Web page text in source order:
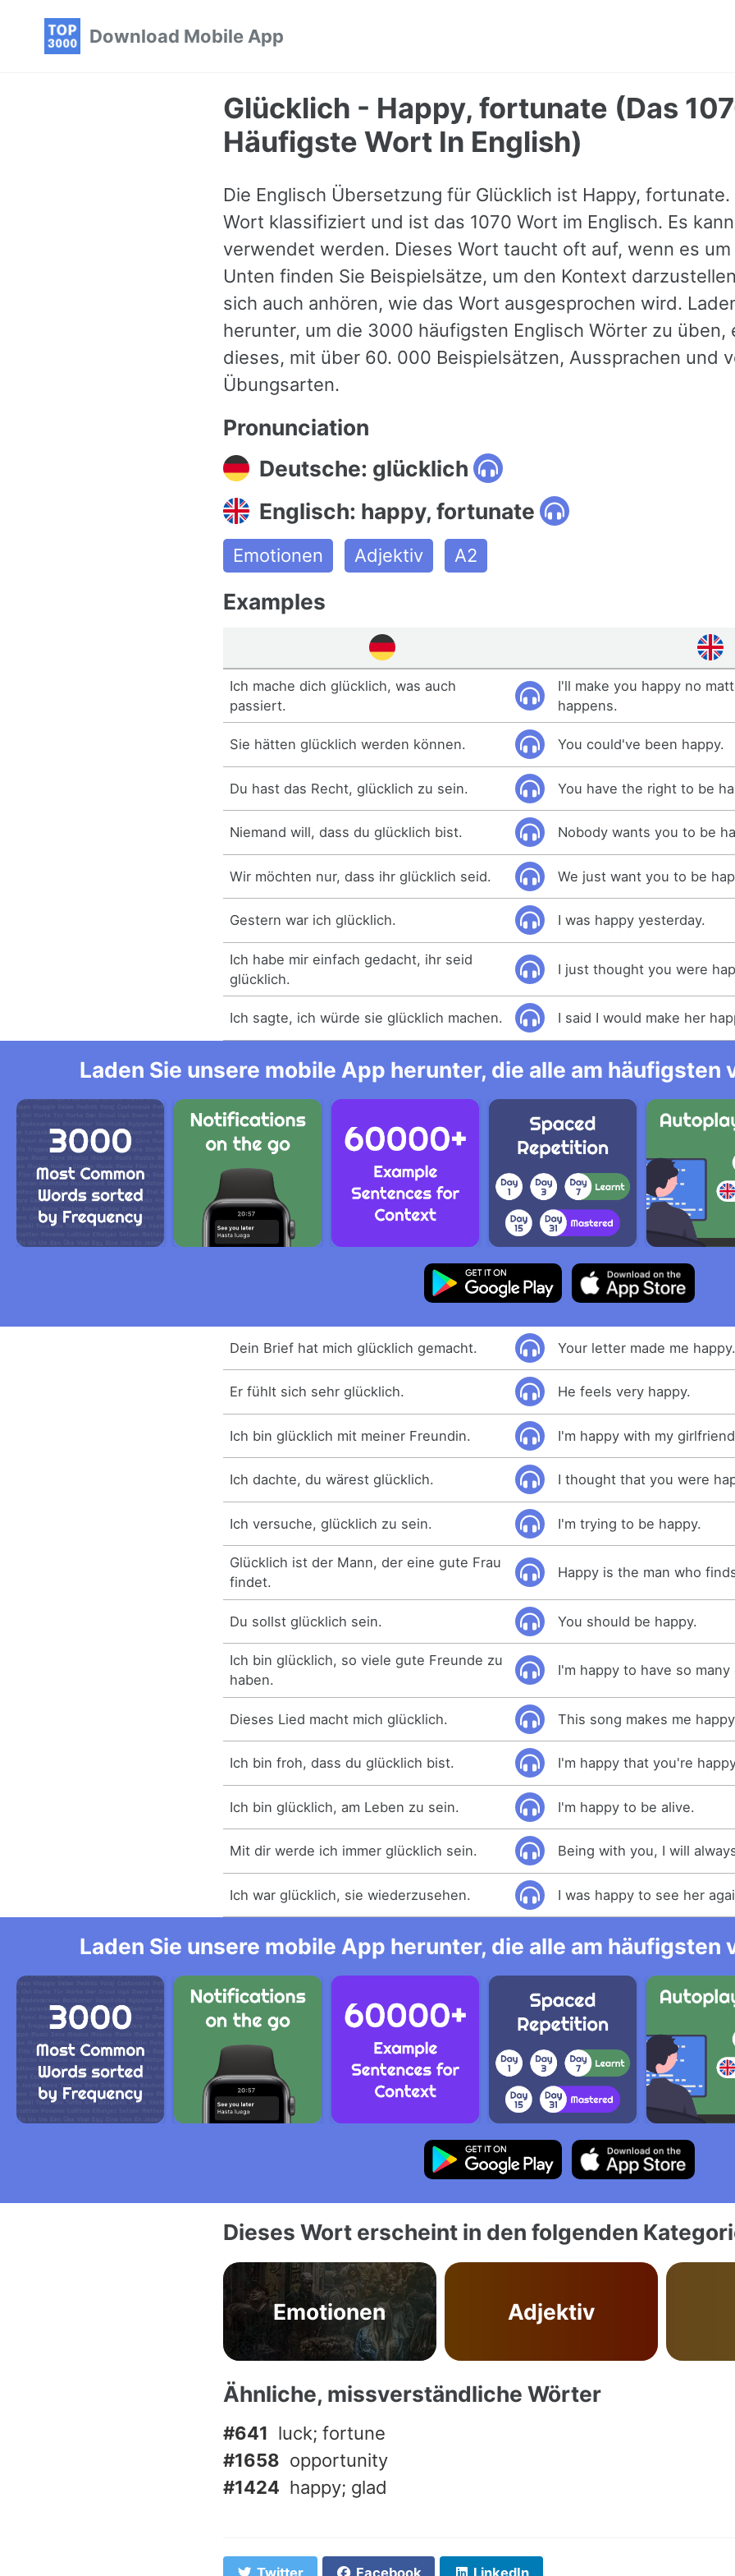
Download Mobile App
Glücklich - Happy, fortunate (Das
Häufigste Wort In English)
Die Englisch Übersetzung für Glücklich ist Happy,
Wort klassifiziert und ist das 1070 Wort im Englisch. Es
verwendet werden. Dieses Wort taucht oft auf, wenn es
Unten finden Sie Beispielsätze, um den Kontext
sich auch anhören, wie das Wort ausgesprochen wird.
herunter, um die 3000 häufigsten Englisch Wörter zu üben,
dieses, mit über 60. 000 Beispielsätzen, Aussprachen und
Übungsarten.
Pronunciation
Deutsche: glücklich
Englisch: happy, fortunate
Emotionen Adjektiv A2
Examples
Ich mache dich glücklich, was auch
passiert.
I'll make you happy no
happens.
Sie hätten glücklich werden können. You could've been happy.
Du hast das Recht, glücklich zu sein. You have the right to be
Niemand will, dass du glücklich bist. Nobody wants you to be
Wir möchten nur, dass ihr glücklich seid. We just want you to be
Gestern war ich glücklich. I was happy yesterday.
Ich habe mir einfach gedacht, ihr seid
glücklich.
I just thought you were
Ich sagte, ich würde sie glücklich machen. I said I would make her
Laden Sie unsere mobile App herunter, die alle am
Dein Brief hat mich glücklich gemacht. Your letter made me
Er fühlt sich sehr glücklich. He feels very happy.
Ich bin glücklich mit meiner Freundin. I'm happy with my
Ich dachte, du wärest glücklich. I thought that you were
Ich versuche, glücklich zu sein. I'm trying to be happy.
Glücklich ist der Mann, der eine gute Frau
findet.
Happy is the man who
Du sollst glücklich sein. You should be happy.
Ich bin glücklich, so viele gute Freunde zu
haben.
I'm happy to have so
Dieses Lied macht mich glücklich. This song makes me
Ich bin froh, dass du glücklich bist. I'm happy that you're
Ich bin glücklich, am Leben zu sein. I'm happy to be alive.
Mit dir werde ich immer glücklich sein. Being with you, I will
Ich war glücklich, sie wiederzusehen. I was happy to see her
Laden Sie unsere mobile App herunter, die alle am
Dieses Wort erscheint in den folgenden
Emotionen Adjektiv
Ähnliche, missverständliche Wörter
#641 luck; fortune
#1658 opportunity
#1424 happy; glad